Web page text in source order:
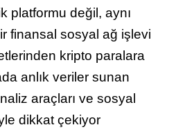
platformu değil, aynı
finansal sosyal ağ işlevi
kripto paralara
anlık veriler sunan
araçları ve sosyal
dikkat çekiyor